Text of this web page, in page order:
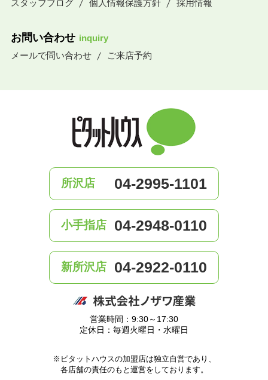
スタッフブログ
個人情報保護方針 採用情報
お問い合わせ inquiry
メールで問い合わせ
ご来店予約
所沢店 04-2995-1101
小手指店 04-2948-0110
新所沢店 04-2922-0110
営業時間：9:30～17:30
定休日：毎週火曜日・水曜日
※ピタットハウスの加盟店は独立自営であり、
各店舗の責任のもと運営をしております。